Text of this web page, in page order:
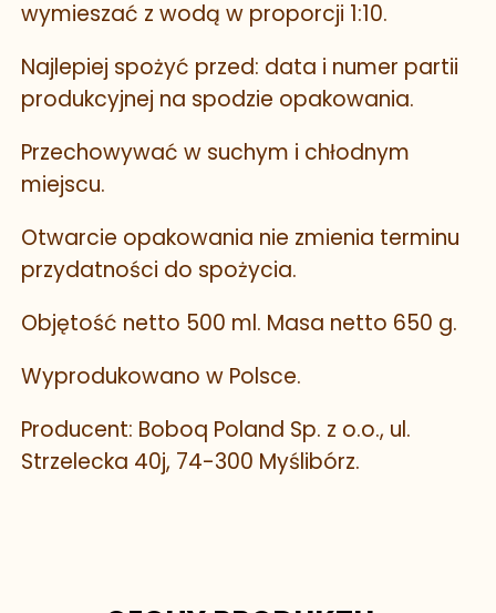
wymieszać z wodą w proporcji 1:10.
Najlepiej spożyć przed: data i numer partii
produkcyjnej na spodzie opakowania.
Przechowywać w suchym i chłodnym
miejscu.
Otwarcie opakowania nie zmienia terminu
przydatności do spożycia.
Objętość netto 500 ml. Masa netto 650 g.
Wyprodukowano w Polsce.
Producent: Boboq Poland Sp. z o.o., ul.
Strzelecka 40j, 74-300 Myślibórz.